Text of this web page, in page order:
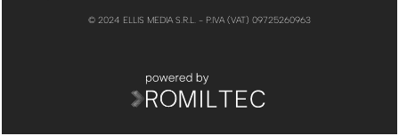
© 2024 ELLIS MEDIA S.R.L. - P.IVA (VAT) 09725260963